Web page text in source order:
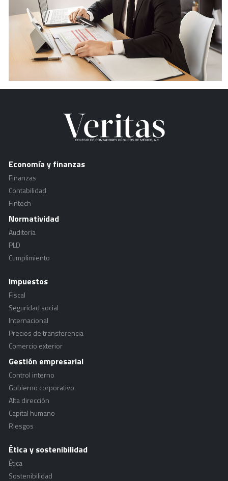
Economía y finanzas
Finanzas
Contabilidad
Fintech
Normatividad
Auditoría
PLD
Cumplimiento
Impuestos
Fiscal
Seguridad social
Internacional
Precios de transferencia
Comercio exterior
Gestión empresarial
Control interno
Gobierno corporativo
Alta dirección
Capital humano
Riesgos
Ética y sostenibilidad
Ética
Sostenibilidad